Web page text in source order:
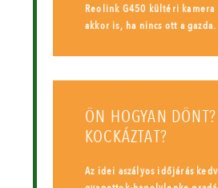
Reolink G450 kültéri
akkor is, ha nincs ott a gazda.
ÖN HOGYAN
KOCKÁZTAT?
Az idei aszályos időjárás